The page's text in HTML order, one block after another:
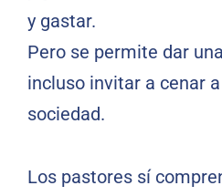
y gastar.
Pero se permite dar
incluso invitar a cenar
sociedad.
Los pastores sí